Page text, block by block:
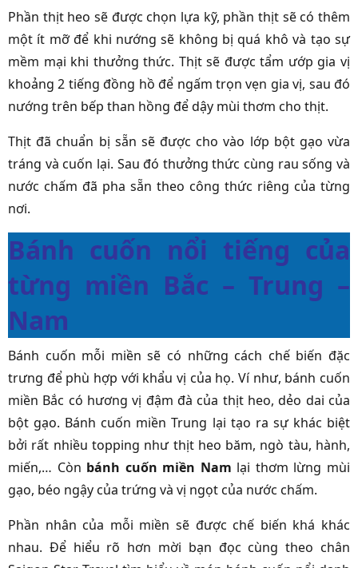
Phần thịt heo sẽ được chọn lựa kỹ, phần thịt sẽ có thêm
một ít mỡ để khi nướng sẽ không bị quá khô và tạo sự
mềm mại khi thưởng thức. Thịt sẽ được tẩm ướp gia vị
khoảng 2 tiếng đồng hồ để ngấm trọn vẹn gia vị, sau đó
nướng trên bếp than hồng để dậy mùi thơm cho thịt.
Thịt đã chuẩn bị sẵn sẽ được cho vào lớp bột gạo vừa
tráng và cuốn lại. Sau đó thưởng thức cùng rau sống và
nước chấm đã pha sẵn theo công thức riêng của từng
nơi.
Bánh cuốn nổi tiếng của
từng miền Bắc – Trung –
Nam
Bánh cuốn mỗi miền sẽ có những cách chế biến đặc
trưng để phù hợp với khẩu vị của họ. Ví như, bánh cuốn
miền Bắc có hương vị đậm đà của thịt heo, dẻo dai của
bột gạo. Bánh cuốn miền Trung lại tạo ra sự khác biệt
bởi rất nhiều topping như thịt heo băm, ngò tàu, hành,
miến,… Còn bánh cuốn miền Nam lại thơm lừng mùi
gạo, béo ngậy của trứng và vị ngọt của nước chấm.
Phần nhân của mỗi miền sẽ được chế biến khá khác
nhau. Để hiểu rõ hơn mời bạn đọc cùng theo chân